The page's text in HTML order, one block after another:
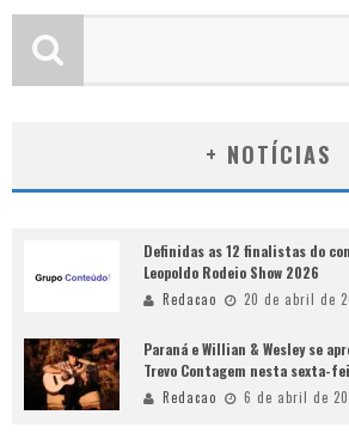
+ NOTÍCIAS
Definidas as 12 finalistas do
Leopoldo Rodeio Show 2026
Redacao 20 de abril de
Paraná e Willian & Wesley se
Trevo Contagem nesta sexta-
Redacao 6 de abril de